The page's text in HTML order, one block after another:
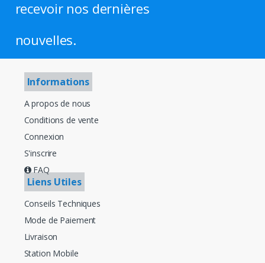
recevoir nos dernières
nouvelles.
Informations
A propos de nous
Conditions de vente
Connexion
S'inscrire
FAQ
Liens Utiles
Conseils Techniques
Mode de Paiement
Livraison
Station Mobile